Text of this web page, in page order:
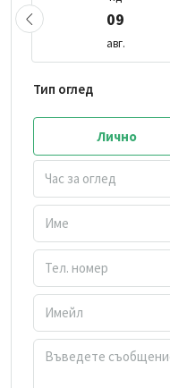
09
авг.
Тип оглед
Лично
Час за оглед